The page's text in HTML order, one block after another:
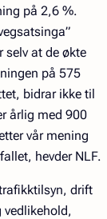
på 2,6 %.
selv at de økte
på 575
bidrar ikke til
årlig med 900
vår mening
hevder NLF.
drift
vedlikehold,